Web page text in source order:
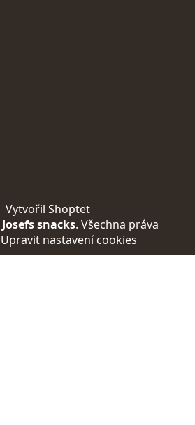
Vytvořil Shoptet
Josefs snacks. Všechna práva
Upravit nastavení cookies